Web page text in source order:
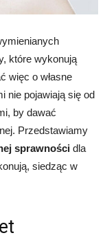
które wykonują
więc o własne
nie pojawiają się od
by dawać
Przedstawiamy
sprawności dla
siedząc w